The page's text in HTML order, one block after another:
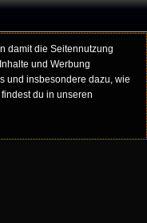
damit die Seitennutzung
und Werbung
und insbesondere dazu, wie
du in unseren